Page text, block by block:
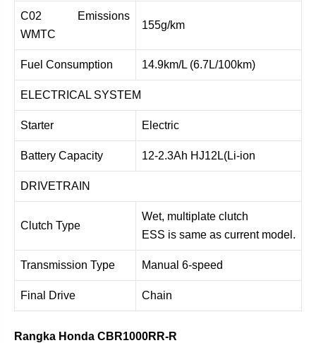
C02 Emissions
WMTC
155g/km
Fuel Consumption 14.9km/L (6.7L/100km)
ELECTRICAL SYSTEM
Starter Electric
Battery Capacity 12-2.3Ah HJ12L(Li-ion
DRIVETRAIN
Clutch Type
Wet, multiplate clutch
ESS is same as current model.
Transmission Type Manual 6-speed
Final Drive Chain
Rangka Honda CBR1000RR-R